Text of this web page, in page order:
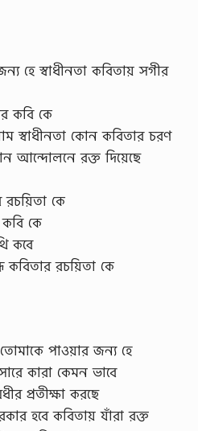
হে স্বাধীনতা কবিতায় সগীর
কবি কে
স্বাধীনতা কোন কবিতার চরণ
আন্দোলনে রক্ত দিয়েছে
রচয়িতা কে
কে
কবে
কবিতার রচয়িতা কে
পাওয়ার জন্য হে
কারা কেমন ভাবে
প্রতীক্ষা করছে
হবে কবিতায় যাঁরা রক্ত